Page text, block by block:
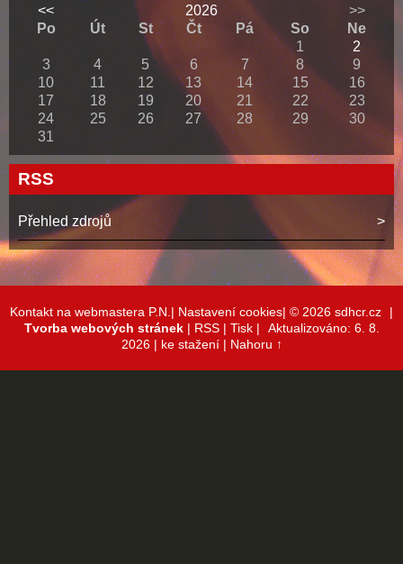
<<
2026
>>
Po
Út St Čt Pá So
Ne
1
2
3
4 5 6 7 8
9
10
11 12 13 14 15
16
17
18 19 20 21 22
23
24
25 26 27 28 29
30
31
RSS
Přehled zdrojů
Kontakt na webmastera P.N.| Nastavení cookies| © 2026 sdhcr.cz
|
Tvorba webových stránek| RSS| Tisk|
Aktualizováno: 6. 8.
2026 | ke stažení | Nahoru ↑